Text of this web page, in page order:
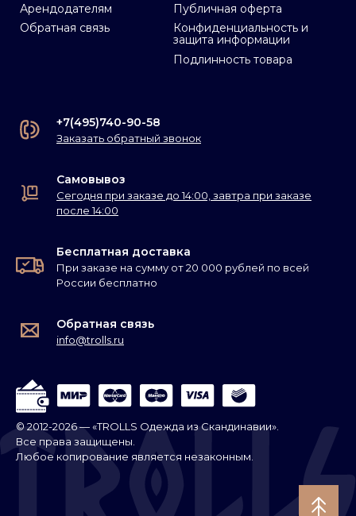
Арендодателям
Обратная связь
Публичная оферта
Конфиденциальность и
защита информации
Подлинность товара
+7(495)740-90-58
Заказать обратный звонок
Самовывоз
Сегодня при заказе до 14:00, завтра при заказе
после 14:00
Бесплатная доставка
При заказе на сумму от 20 000 рублей по всей
России бесплатно
Обратная связь
info@trolls.ru
© 2012-2026 — «TROLLS Одежда из Скандинавии».
Все права защищены.
Любое копирование является незаконным.